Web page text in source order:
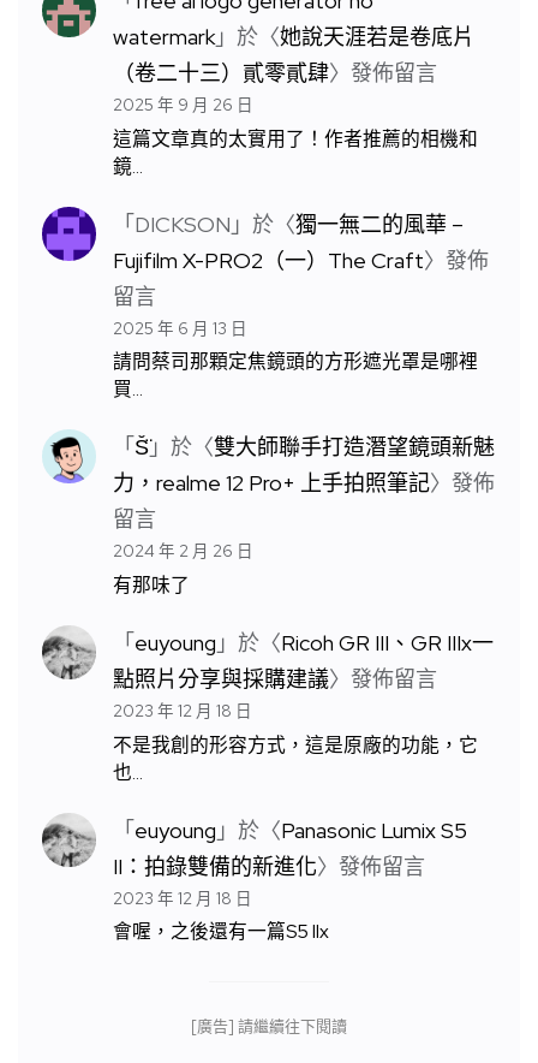
watermark」於〈她說天涯若是卷底片
（卷二十三）貳零貳肆〉發佈留言
2025 年 9 月 26 日
這篇文章真的太實用了！作者推薦的相機和
鏡…
「DICKSON 」於〈獨一無二的風華 –
Fujifilm X-PRO2（一）The Craft〉發佈
留言
2025 年 6 月 13 日
請問蔡司那顆定焦鏡頭的方形遮光罩是哪裡
買…
「S̆̈」於〈雙大師聯手打造潛望鏡頭新魅
力，realme 12 Pro+ 上手拍照筆記〉發佈
留言
2024 年 2 月 26 日
有那味了
「euyoung 」於〈Ricoh GR III、GR IIIx一
點照片分享與採購建議〉發佈留言
2023 年 12 月 18 日
不是我創的形容方式，這是原廠的功能，它
也…
「euyoung 」於〈Panasonic Lumix S5
II：拍錄雙備的新進化〉發佈留言
2023 年 12 月 18 日
會喔，之後還有一篇S5 IIx
[廣告] 請繼續往下閱讀